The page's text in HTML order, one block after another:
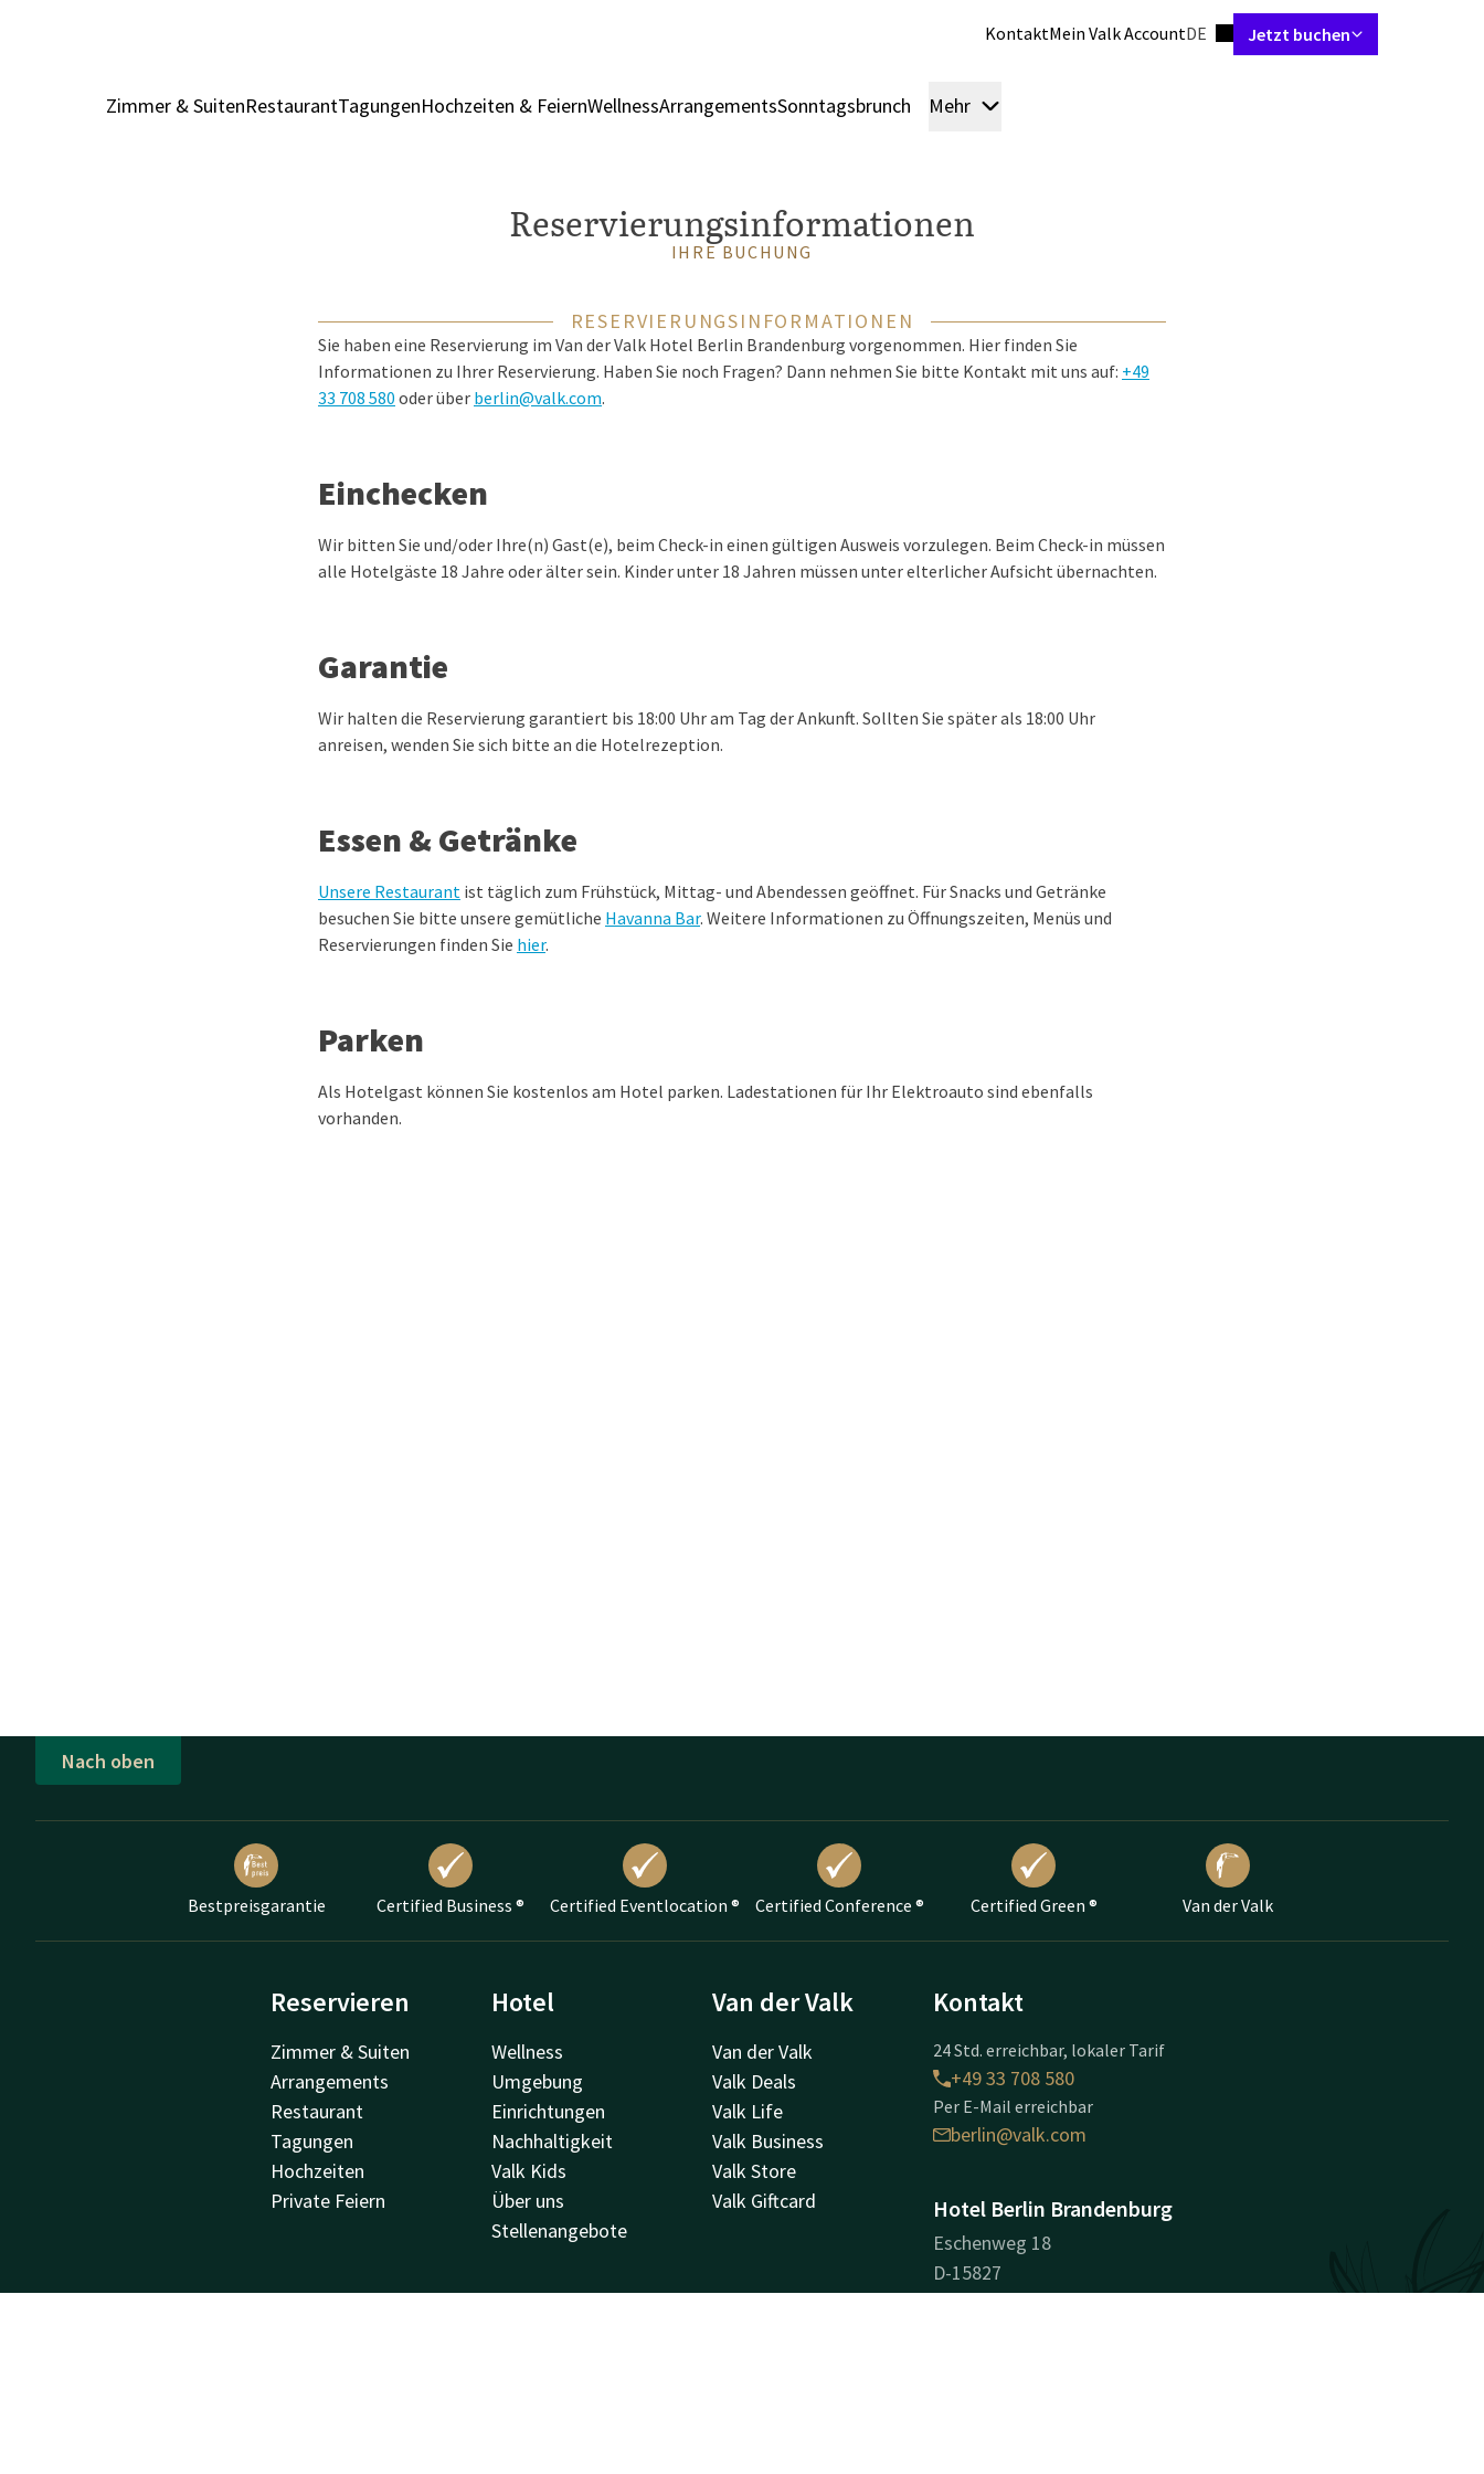
KontaktMein Valk AccountSprache einstellen
DE Jetzt buchen
Zimmer & SuitenRestaurantTagungenHochzeiten & FeiernWellnessArrangementsSonntagsbrunch Mehr
Reservierungsinformationen
IHRE BUCHUNG
RESERVIERUNGSINFORMATIONEN
Sie haben eine Reservierung im Van der Valk Hotel Berlin Brandenburg vorgenommen. Hier finden Sie
Informationen zu Ihrer Reservierung. Haben Sie noch Fragen? Dann nehmen Sie bitte Kontakt mit uns auf: +49
33 708 580 oder über berlin@valk.com.
Einchecken
Wir bitten Sie und/oder Ihre(n) Gast(e), beim Check-in einen gültigen Ausweis vorzulegen. Beim Check-in müssen
alle Hotelgäste 18 Jahre oder älter sein. Kinder unter 18 Jahren müssen unter elterlicher Aufsicht übernachten.
Garantie
Wir halten die Reservierung garantiert bis 18:00 Uhr am Tag der Ankunft. Sollten Sie später als 18:00 Uhr
anreisen, wenden Sie sich bitte an die Hotelrezeption.
Essen & Getränke
Unsere Restaurant ist täglich zum Frühstück, Mittag- und Abendessen geöffnet. Für Snacks und Getränke
besuchen Sie bitte unsere gemütliche Havanna Bar. Weitere Informationen zu Öffnungszeiten, Menüs und
Reservierungen finden Sie hier.
Parken
Als Hotelgast können Sie kostenlos am Hotel parken. Ladestationen für Ihr Elektroauto sind ebenfalls
vorhanden.
Nach oben
Bestpreisgarantie Certified Business ® Certified Eventlocation ® Certified Conference ® Certified Green ® Van der Valk
Reservieren
Zimmer & Suiten
Arrangements
Restaurant
Tagungen
Hochzeiten
Private Feiern
Hotel
Wellness
Umgebung
Einrichtungen
Nachhaltigkeit
Valk Kids
Über uns
Stellenangebote
Van der Valk
Van der Valk
Valk Deals
Valk Life
Valk Business
Valk Store
Valk Giftcard
Kontakt
24 Std. erreichbar, lokaler Tarif
+49 33 708 580
Per E-Mail erreichbar
berlin@valk.com
Hotel Berlin Brandenburg
Eschenweg 18
D-15827